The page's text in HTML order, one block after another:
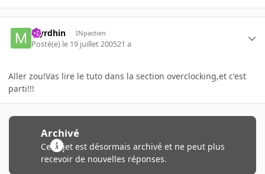
Myrdhin INpactien
Posté(e) le 19 juillet 200521 a
Aller zou!Vas lire le tuto dans la section overclocking,et c'est
parti!!!
Archivé
Ce sujet est désormais archivé et ne peut plus
recevoir de nouvelles réponses.